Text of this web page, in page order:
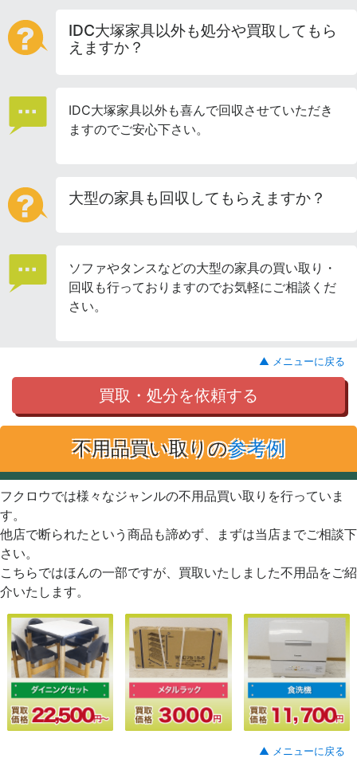
IDC大塚家具以外も処分や買取してもら
えますか？
IDC大塚家具以外も喜んで回収させていただき
ますのでご安心下さい。
大型の家具も回収してもらえますか？
ソファやタンスなどの大型の家具の買い取り・
回収も行っておりますのでお気軽にご相談くだ
さい。
▲ メニューに戻る
買取・処分を依頼する
不用品買い取りの参考例
フクロウでは様々なジャンルの不用品買い取りを行っていま
す。
他店で断られたという商品も諦めず、まずは当店までご相談下
さい。
こちらではほんの一部ですが、買取いたしました不用品をご紹
介いたします。
▲ メニューに戻る